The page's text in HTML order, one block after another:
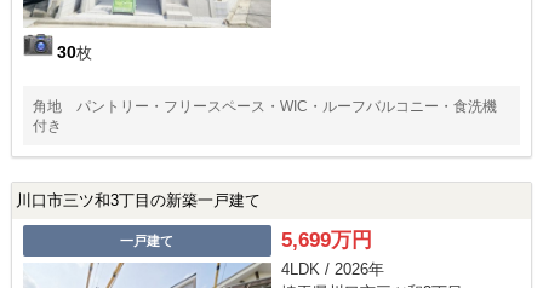
30枚
角地 パントリー・フリースペース・WIC・ルーフバルコニー・食洗機
付き
川口市三ツ和3丁目の新築一戸建て
一戸建て 5,699万円
4LDK / 2026年